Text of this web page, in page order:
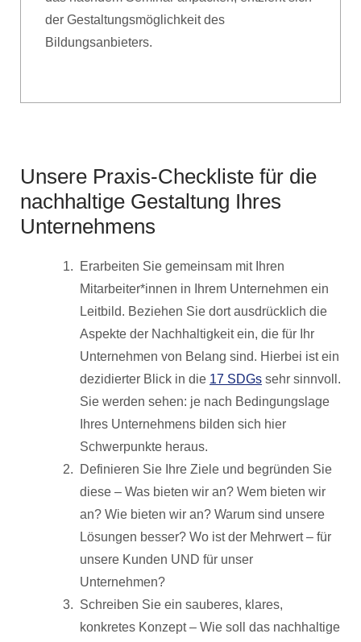
der Gestaltungsmöglichkeit des
Bildungsanbieters.
Unsere Praxis-Checkliste für die
nachhaltige Gestaltung Ihres
Unternehmens
Erarbeiten Sie gemeinsam mit Ihren
Mitarbeiter*innen in Ihrem Unternehmen ein
Leitbild. Beziehen Sie dort ausdrücklich die
Aspekte der Nachhaltigkeit ein, die für Ihr
Unternehmen von Belang sind. Hierbei ist ein
dezidierter Blick in die 17 SDGs sehr sinnvoll.
Sie werden sehen: je nach Bedingungslage
Ihres Unternehmens bilden sich hier
Schwerpunkte heraus.
Definieren Sie Ihre Ziele und begründen Sie
diese – Was bieten wir an? Wem bieten wir
an? Wie bieten wir an? Warum sind unsere
Lösungen besser? Wo ist der Mehrwert – für
unsere Kunden UND für unser
Unternehmen?
Schreiben Sie ein sauberes, klares,
konkretes Konzept – Wie soll das nachhaltige